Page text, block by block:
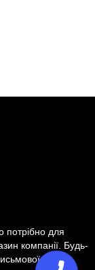
потрібно для
компанії. Будь-
згоди